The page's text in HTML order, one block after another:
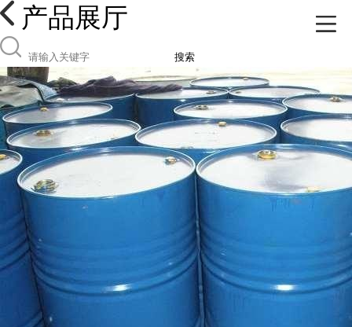
产品展厅
搜索